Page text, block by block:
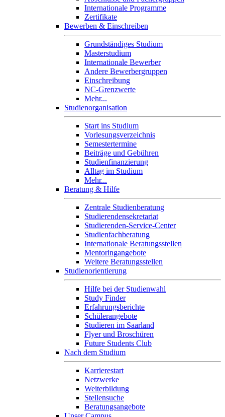
Internationale Programme
Zertifikate
Bewerben & Einschreiben
Grundständiges Studium
Masterstudium
Internationale Bewerber
Andere Bewerbergruppen
Einschreibung
NC-Grenzwerte
Mehr...
Studienorganisation
Start ins Studium
Vorlesungsverzeichnis
Semestertermine
Beiträge und Gebühren
Studienfinanzierung
Alltag im Studium
Mehr...
Beratung & Hilfe
Zentrale Studienberatung
Studierendensekretariat
Studierenden-Service-Center
Studienfachberatung
Internationale Beratungsstellen
Mentoringangebote
Weitere Beratungsstellen
Studienorientierung
Hilfe bei der Studienwahl
Study Finder
Erfahrungsberichte
Schülerangebote
Studieren im Saarland
Flyer und Broschüren
Future Students Club
Nach dem Studium
Karrierestart
Netzwerke
Weiterbildung
Stellensuche
Beratungsangebote